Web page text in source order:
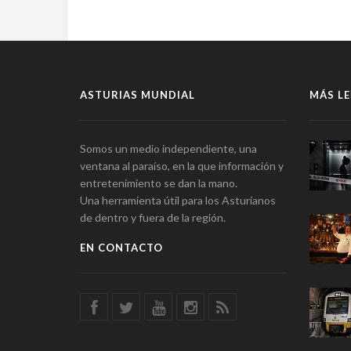
ASTURIAS MUNDIAL
Somos un medio independiente, una
ventana al paraíso, en la que información y
entretenimiento se dan la mano.
Una herramienta útil para los Asturianos
de dentro y fuera de la región.
EN CONTACTO
MÁS